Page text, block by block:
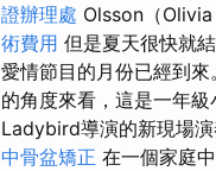
證辦理處 Olsson（Olivia
術費用 但是夏天很快就
愛情節目的月份已經到來
的角度來看，這是一年級
Ladybird導演的新現場
中骨盆矯正 在一個家庭